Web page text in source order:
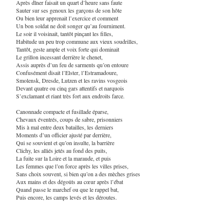
Après dîner faisait un quart d’heure sans faute
Sauter sur ses genoux les garçons de son hôte
Ou bien leur apprenait l’exercice et comment
Un bon soldat ne doit songer qu’au fourniment.
Le soir il voisinait, tantôt pinçant les filles,
Habitude un peu trop commune aux vieux soudrilles,
Tantôt, geste ample et voix forte qui dominait
Le grillon incessant derrière le chenet,
Assis auprès d’un feu de sarments qu’on entoure
Confusément disait l’Elster, l’Estramadoure,
Smolensk, Dresde, Lutzen et les ravins vosgeois
Devant quatre ou cinq gars attentifs et narquois
S’exclamant et riant très fort aux endroits farce.
Canonnade compacte et fusillade éparse,
Chevaux éventrés, coups de sabre, prisonniers
Mis à mal entre deux batailles, les derniers
Moments d’un officier ajusté par derrière,
Qui se souvient et qu’on insulte, la barrière
Clichy, les alliés jetés au fond des puits,
La fuite sur la Loire et la maraude, et puis
Les femmes que l’on force après les villes prises,
Sans choix souvent, si bien qu’on a des mèches grises
Aux mains et des dégoûts au cœur après l’ébat
Quand passe le marchef ou que le rappel bat,
Puis encore, les camps levés et les déroutes.